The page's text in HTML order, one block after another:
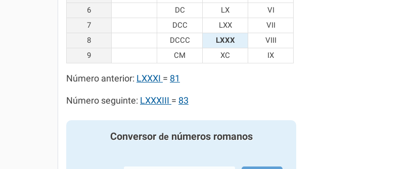
6
DC LX
VI
7
DCC LXX
VII
8
DCCC LXXX
VIII
9
CM XC IX
Número anterior: LXXXI = 81
Número seguinte: LXXXIII = 83
Conversor denúmeros romanos